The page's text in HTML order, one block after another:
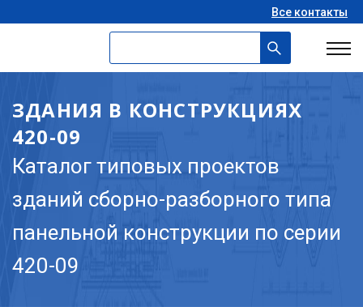
Все контакты
ЗДАНИЯ В КОНСТРУКЦИЯХ
420-09
Каталог типовых проектов
зданий сборно-разборного типа
панельной конструкции по серии
420-09